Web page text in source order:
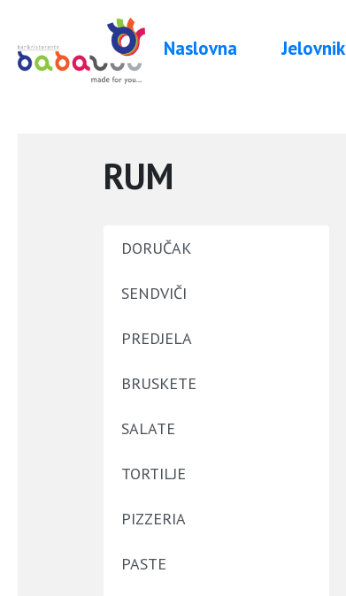
Naslovna Jelovnik
RUM
DORUČAK
SENDVIČI
PREDJELA
BRUSKETE
SALATE
TORTILJE
PIZZERIA
PASTE